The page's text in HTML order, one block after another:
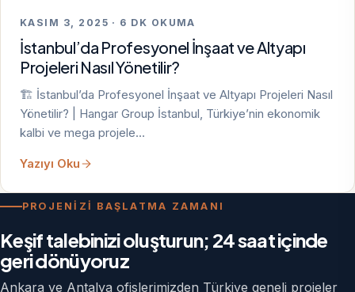
KASIM 3, 2025 · 6 DK OKUMA
İstanbul’da Profesyonel İnşaat ve Altyapı
Projeleri Nasıl Yönetilir?
🏗️ İstanbul’da Profesyonel İnşaat ve Altyapı Projeleri Nasıl
Yönetilir? | Hangar Group İstanbul, Türkiye’nin ekonomik
kalbi ve mega projele…
Yazıyı Oku
PROJENİZİ BAŞLATMA ZAMANI
Keşif talebinizi oluşturun; 24 saat içinde
geri dönüyoruz
Ankara ve Antalya ofislerimizden Türkiye geneli projeler